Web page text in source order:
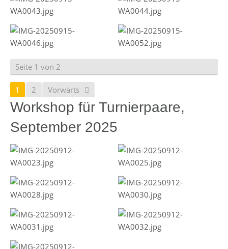
Seite 1 von 2
1 2 Vorwärts
Workshop für Turnierpaare,
September 2025